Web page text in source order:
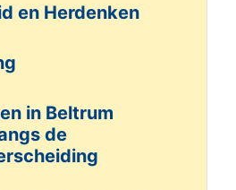
en Herdenken
in Beltrum
de